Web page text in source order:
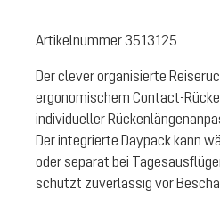
Artikelnummer3513125
Der clever organisierte
ergonomischem Contact-
individueller
Der integrierte Daypack kann
oder separat bei
schützt zuverlässig vor